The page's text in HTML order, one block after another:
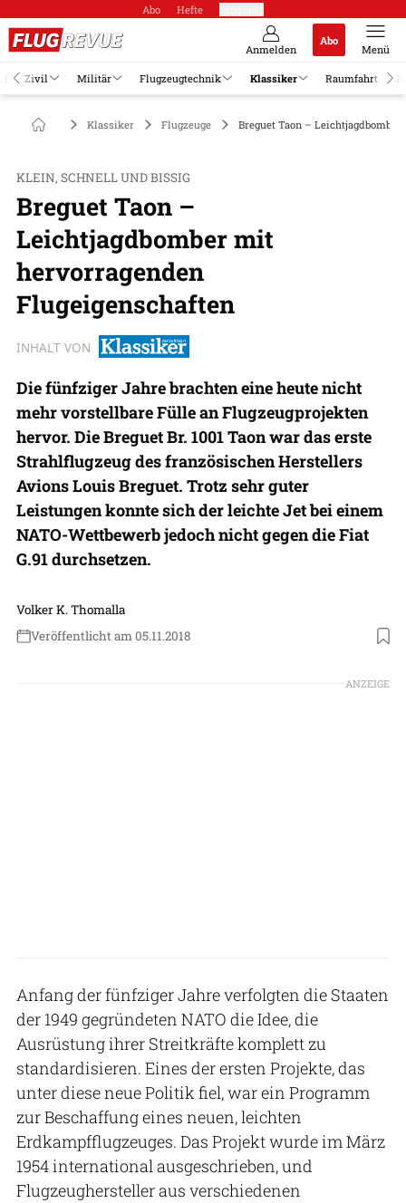
Abo Hefte
Anmelden
Abo
Menü
Zivil Militär Flugzeugtechnik Klassiker Raumfahrt
Klassiker Flugzeuge Breguet Taon – Leichtjagdbomber
KLEIN, SCHNELL UND BISSIG
Breguet Taon –
Leichtjagdbomber mit
hervorragenden
Flugeigenschaften
INHALT VON
Die fünfziger Jahre brachten eine heute nicht
mehr vorstellbare Fülle an Flugzeugprojekten
hervor. Die Breguet Br. 1001 Taon war das erste
Strahlflugzeug des französischen Herstellers
Avions Louis Breguet. Trotz sehr guter
Leistungen konnte sich der leichte Jet bei einem
NATO-Wettbewerb jedoch nicht gegen die Fiat
G.91 durchsetzen.
Volker K. Thomalla
Veröffentlicht am 05.11.2018
ANZEIGE
Anfang der fünfziger Jahre verfolgten die Staaten
der 1949 gegründeten NATO die Idee, die
Ausrüstung ihrer Streitkräfte komplett zu
standardisieren. Eines der ersten Projekte, das
unter diese neue Politik fiel, war ein Programm
zur Beschaffung eines neuen, leichten
Erdkampfflugzeuges. Das Projekt wurde im März
1954 international ausgeschrieben, und
Flugzeughersteller aus verschiedenen